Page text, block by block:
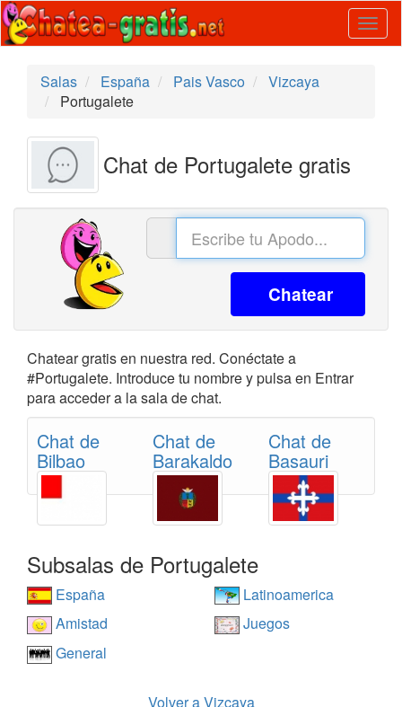
Salas
España Pais Vasco
Vizcaya
Portugalete
Chat de Portugalete gratis
Chatear
Chatear gratis en nuestra red. Conéctate a
#Portugalete. Introduce tu nombre y pulsa en Entrar
para acceder a la sala de chat.
Chat de
Bilbao
Chat de
Barakaldo
Chat de
Basauri
Subsalas de Portugalete
España
Latinoamerica
Amistad
Juegos
General
Volver a Vizcaya